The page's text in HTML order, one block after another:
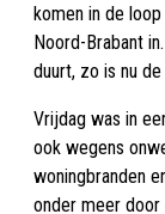
komen in de
Noord-Brabant
duurt, zo is nu
Vrijdag was in
ook wegens
woningbranden
onder meer door